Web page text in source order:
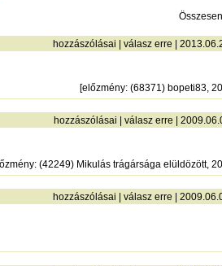
hozzászólásai | válasz erre |
[előzmény: (68371) bopeti83,
hozzászólásai | válasz erre |
: (42249) Mikulás trágársága elüldözött,
hozzászólásai | válasz erre |